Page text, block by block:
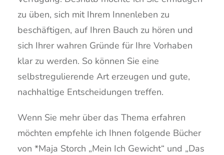
zu üben, sich mit Ihrem Innenleben zu
beschäftigen, auf Ihren Bauch zu hören und
sich Ihrer wahren Gründe für Ihre Vorhaben
klar zu werden. So können Sie eine
selbstregulierende Art erzeugen und gute,
nachhaltige Entscheidungen treffen.
Wenn Sie mehr über das Thema erfahren
möchten empfehle ich Ihnen folgende Bücher
von *Maja Storch „Mein Ich Gewicht“ und „Das